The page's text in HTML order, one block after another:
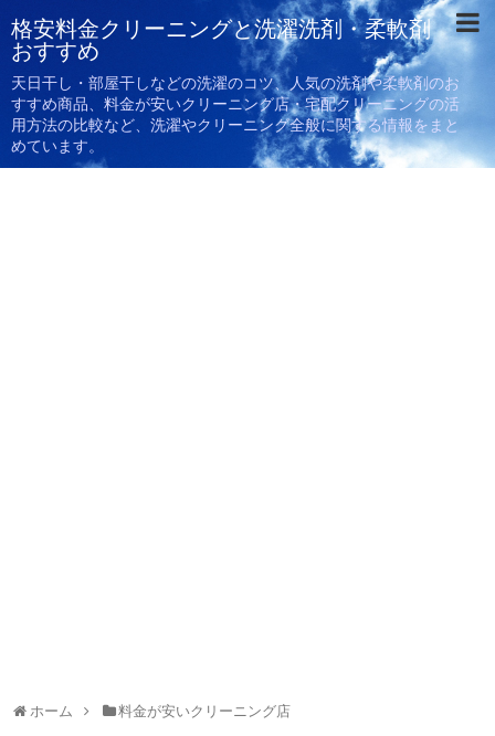
格安料金クリーニングと洗濯洗剤・柔軟剤
おすすめ
天日干し・部屋干しなどの洗濯のコツ、人気の洗剤や柔軟剤のお
すすめ商品、料金が安いクリーニング店・宅配クリーニングの活
用方法の比較など、洗濯やクリーニング全般に関する情報をまと
めています。
ホーム 料金が安いクリーニング店